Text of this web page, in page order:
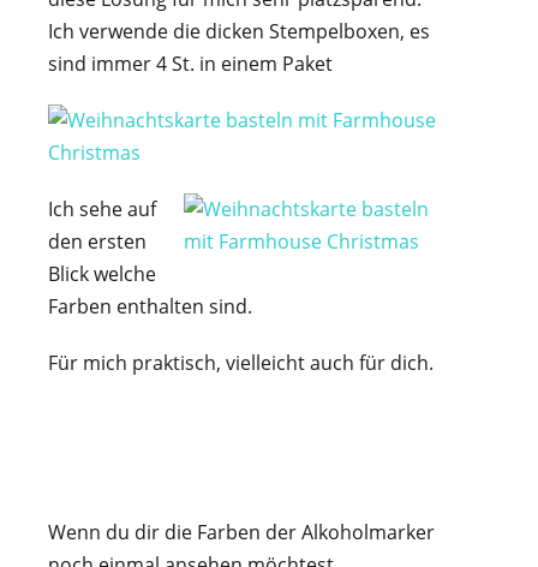
Ich verwende die dicken Stempelboxen, es
sind immer 4 St. in einem Paket
Ich sehe auf
den ersten
Blick welche
Farben enthalten sind.
Für mich praktisch, vielleicht auch für dich.
Wenn du dir die Farben der Alkoholmarker